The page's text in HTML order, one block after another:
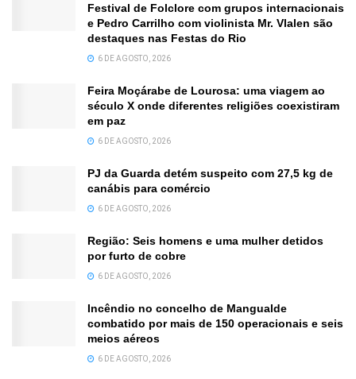
Festival de Folclore com grupos internacionais
e Pedro Carrilho com violinista Mr. Vlalen são
destaques nas Festas do Rio
6 DE AGOSTO, 2026
Feira Moçárabe de Lourosa: uma viagem ao
século X onde diferentes religiões coexistiram
em paz
6 DE AGOSTO, 2026
PJ da Guarda detém suspeito com 27,5 kg de
canábis para comércio
6 DE AGOSTO, 2026
Região: Seis homens e uma mulher detidos
por furto de cobre
6 DE AGOSTO, 2026
Incêndio no concelho de Mangualde
combatido por mais de 150 operacionais e seis
meios aéreos
6 DE AGOSTO, 2026